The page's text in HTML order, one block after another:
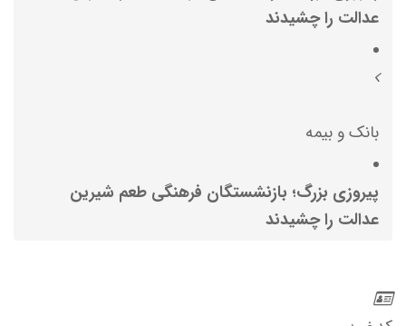
عدالت را چشیدند
بانک و بیمه
پیروزی بزرگ؛ بازنشستگان فرهنگی طعم شیرین
عدالت را چشیدند